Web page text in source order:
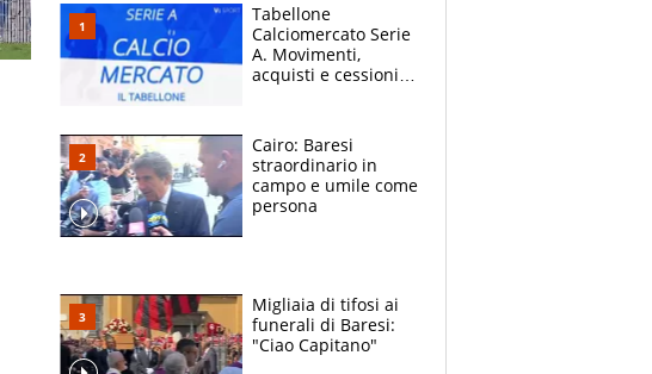
Tabellone
Calciomercato Serie
A. Movimenti,
acquisti e cessioni:
Cairo: Baresi
straordinario in
campo e umile come
persona
Migliaia di tifosi ai
funerali di Baresi:
"Ciao Capitano"